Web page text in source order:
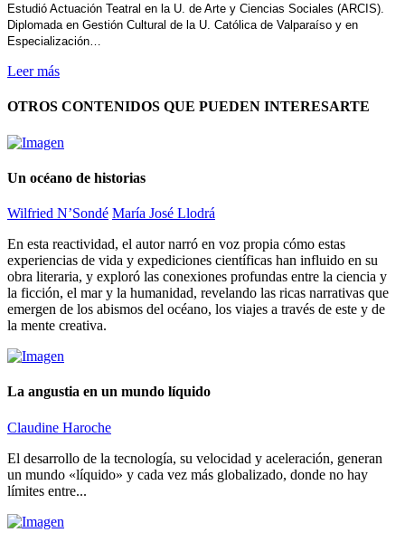
Estudió Actuación Teatral en la U. de Arte y Ciencias Sociales (ARCIS).
Diplomada en Gestión Cultural de la U. Católica de Valparaíso y en
Especialización…
Leer más
OTROS CONTENIDOS QUE PUEDEN INTERESARTE
Un océano de historias
Wilfried N’Sondé María José Llodrá
En esta reactividad, el autor narró en voz propia cómo estas
experiencias de vida y expediciones científicas han influido en su
obra literaria, y exploró las conexiones profundas entre la ciencia y
la ficción, el mar y la humanidad, revelando las ricas narrativas que
emergen de los abismos del océano, los viajes a través de este y de
la mente creativa.
La angustia en un mundo líquido
Claudine Haroche
El desarrollo de la tecnología, su velocidad y aceleración, generan
un mundo «líquido» y cada vez más globalizado, donde no hay
límites entre...